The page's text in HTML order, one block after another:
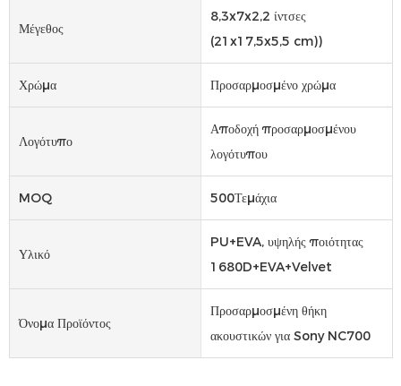
Μέγεθος
8,3x7x2,2 ίντσες
(21x17,5x5,5 cm))
Χρώμα Προσαρμοσμένο χρώμα
Λογότυπο
Αποδοχή προσαρμοσμένου
λογότυπου
MOQ 500Τεμάχια
Υλικό
PU+EVA, υψηλής ποιότητας
1680D+EVA+Velvet
Όνομα Προϊόντος
Προσαρμοσμένη θήκη
ακουστικών για Sony NC700